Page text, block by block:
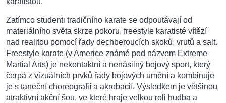
Zatímco studenti tradičního karate se odpoutávají od
materiálního světa skrze pokoru, freestyle karatisté vítězí
nad realitou pomocí řady dechberoucích skoků, vrutů a salt.
Freestyle karate (v Americe známé pod názvem Extreme
Martial Arts) je nekontaktní a nenásilný bojový sport, který
čerpá z vizuálních prvků řady bojových umění a kombinuje
je s taneční choreografií a akrobacií. Výsledkem je většinou
atraktivní akční šou, ve které hraje velkou roli hudba a